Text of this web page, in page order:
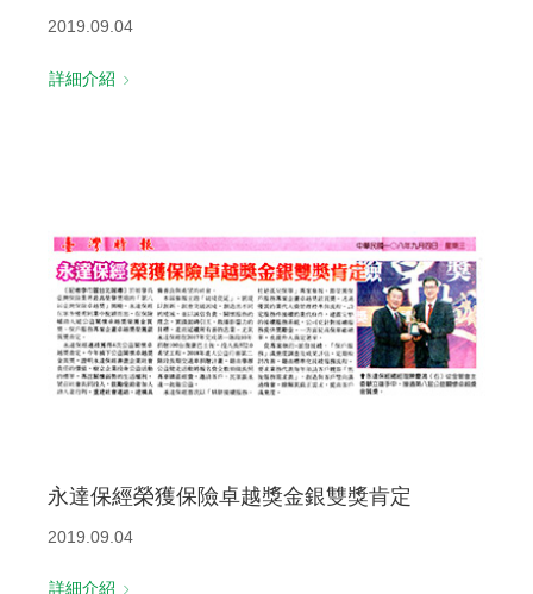
2019.09.04
詳細介紹
永達保經榮獲保險卓越獎金銀雙獎肯定
2019.09.04
詳細介紹